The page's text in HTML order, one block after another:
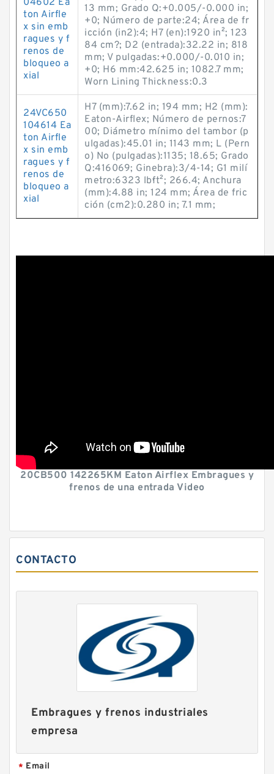
04602 Ea
ton Airfle
x sin emb
ragues y f
renos de
bloqueo a
xial
13 mm; Grado Q:+0.005/-0.000 in;
+0; Número de parte:24; Área de fr
icción (in2):4; H7 (en):1920 in²; 123
84 cm?; D2 (entrada):32.22 in; 818
mm; V pulgadas:+0.000/-0.010 in;
+0; H6 mm:42.625 in; 1082.7 mm;
Worn Lining Thickness:0.3
24VC650
104614 Ea
ton Airfle
x sin emb
ragues y f
renos de
bloqueo a
xial
H7 (mm):7.62 in; 194 mm; H2 (mm):
Eaton-Airflex; Número de pernos:7
00; Diámetro mínimo del tambor (p
ulgadas):45.01 in; 1143 mm; L (Pern
o) No (pulgadas):1135; 18.65; Grado
Q:416069; Ginebra):3/4-14; G1 milí
metro:6323 lb·ft²; 266.4; Anchura
(mm):4.88 in; 124 mm; Área de fric
ción (cm2):0.280 in; 7.1 mm;
20CB500 142265KM Eaton Airflex Embragues y
frenos de una entrada Video
CONTACTO
Embragues y frenos industriales
empresa
* Email